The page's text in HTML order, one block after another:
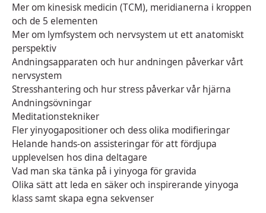
Mer om kinesisk medicin (TCM), meridianerna i kroppen
och de 5 elementen
Mer om lymfsystem och nervsystem ut ett anatomiskt
perspektiv
Andningsapparaten och hur andningen påverkar vårt
nervsystem
Stresshantering och hur stress påverkar vår hjärna
Andningsövningar
Meditationstekniker
Fler yinyogapositioner och dess olika modifieringar
Helande hands-on assisteringar för att fördjupa
upplevelsen hos dina deltagare
Vad man ska tänka på i yinyoga för gravida
Olika sätt att leda en säker och inspirerande yinyoga
klass samt skapa egna sekvenser